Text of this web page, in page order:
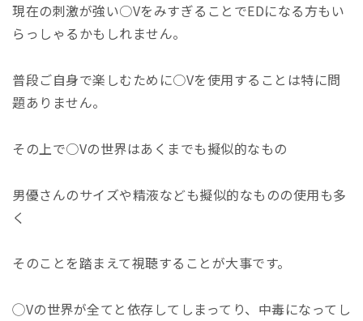
現在の刺激が強い○VをみすぎることでEDになる方もい
らっしゃるかもしれません。
普段ご自身で楽しむために○Vを使用することは特に問
題ありません。
その上で○Vの世界はあくまでも擬似的なもの
男優さんのサイズや精液なども擬似的なものの使用も多
く
そのことを踏まえて視聴することが大事です。
◯Vの世界が全てと依存してしまってり、中毒になってし